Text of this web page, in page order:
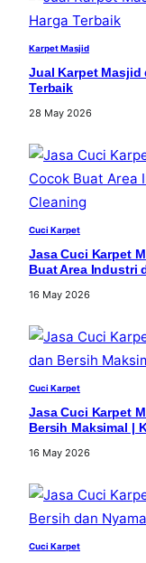
Karpet Masjid
Jual Karpet Masjid
Terbaik
28 May 2026
Cuci Karpet
Jasa Cuci Karpet
Buat Area Industri
16 May 2026
Cuci Karpet
Jasa Cuci Karpet
Bersih Maksimal |
16 May 2026
Cuci Karpet